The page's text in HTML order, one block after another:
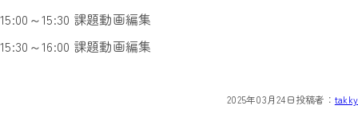
15:00～15:30 課題動画編集
15:30～16:00 課題動画編集
2025年03月24日投稿者： takky